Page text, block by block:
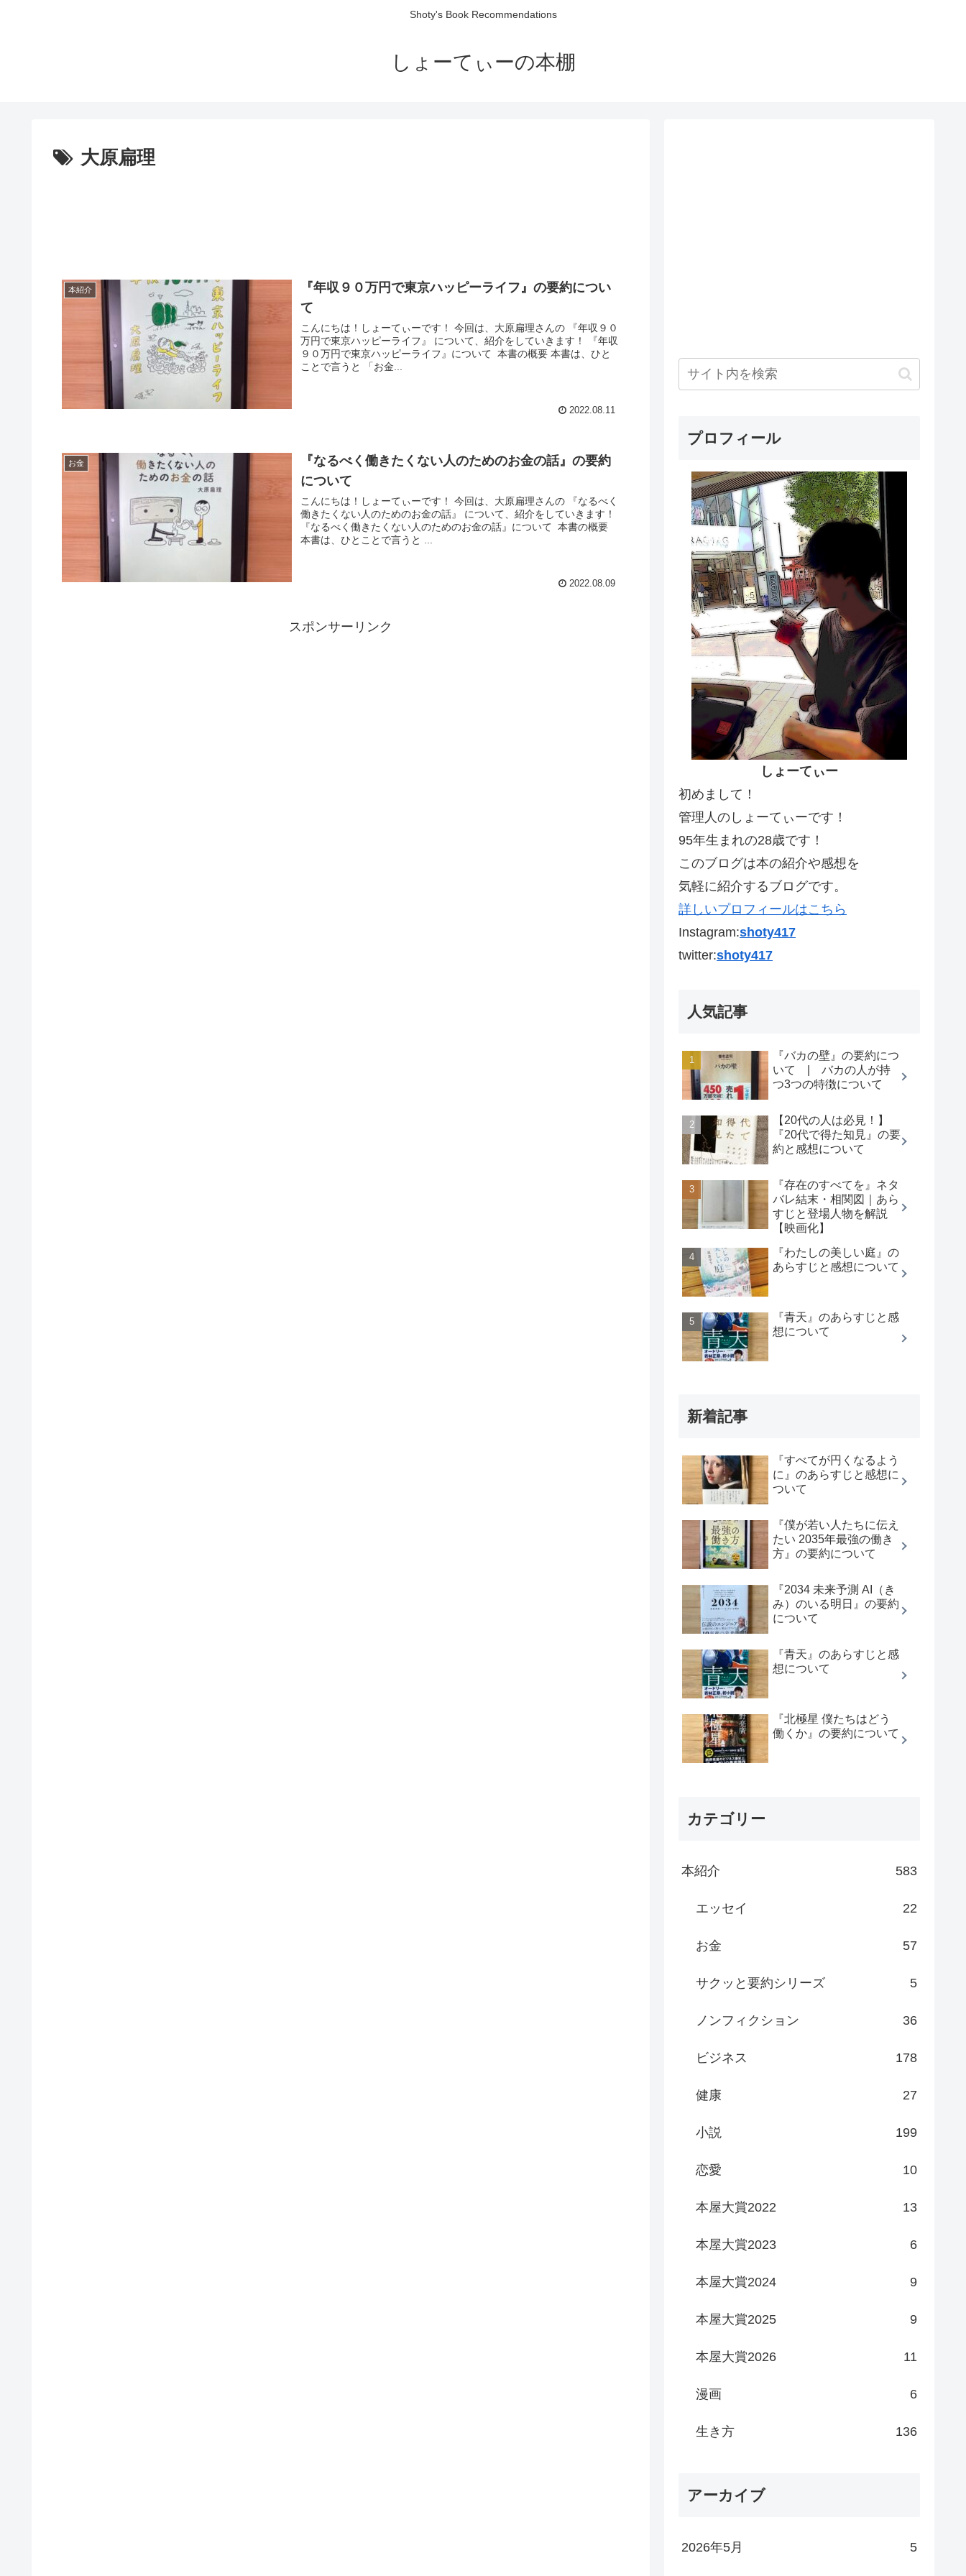
Shoty's Book Recommendations
しょーてぃーの本棚
大原扁理
本紹介
『年収９０万円で東京ハッピーライフ』の要約につい
て
こんにちは！しょーてぃーです！ 今回は、大原扁理さんの 『年収９０
万円で東京ハッピーライフ』 について、紹介をしていきます！ 『年収
９０万円で東京ハッピーライフ』について 本書の概要 本書は、ひと
ことで言うと 「お金...
2022.08.11
お金
『なるべく働きたくない人のためのお金の話』の要約
について
こんにちは！しょーてぃーです！ 今回は、大原扁理さんの 『なるべく
働きたくない人のためのお金の話』 について、紹介をしていきます！
『なるべく働きたくない人のためのお金の話』について 本書の概要
本書は、ひとことで言うと ...
2022.08.09
スポンサーリンク
プロフィール
しょーてぃー
初めまして！
管理人のしょーてぃーです！
95年生まれの28歳です！
このブログは本の紹介や感想を
気軽に紹介するブログです。
詳しいプロフィールはこちら
Instagram:shoty417
twitter:shoty417
人気記事
『バカの壁』の要約につ
いて | バカの人が持
つ3つの特徴について
【20代の人は必見！】
『20代で得た知見』の要
約と感想について
『存在のすべてを』ネタ
バレ結末・相関図｜あら
すじと登場人物を解説
【映画化】
『わたしの美しい庭』の
あらすじと感想について
『青天』のあらすじと感
想について
新着記事
『すべてが円くなるよう
に』のあらすじと感想に
ついて
『僕が若い人たちに伝え
たい 2035年最強の働き
方』の要約について
『2034 未来予測 AI（き
み）のいる明日』の要約
について
『青天』のあらすじと感
想について
『北極星 僕たちはどう
働くか』の要約について
カテゴリー
本紹介 583
エッセイ 22
お金 57
サクッと要約シリーズ 5
ノンフィクション 36
ビジネス 178
健康 27
小説 199
恋愛 10
本屋大賞2022 13
本屋大賞2023 6
本屋大賞2024 9
本屋大賞2025 9
本屋大賞2026 11
漫画 6
生き方 136
アーカイブ
2026年5月 5